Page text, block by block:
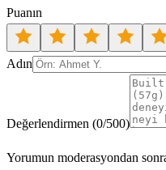
Puanın
Adın
Değerlendirmen (0/500)
Yorumun moderasyondan